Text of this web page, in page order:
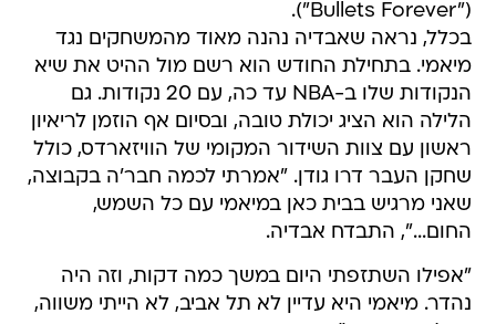
("Bullets Forever").
בכלל, נראה שאבדיה נהנה מאוד מהמשחקים נגד
מיאמי. בתחילת החודש הוא רשם מול ההיט את שיא
הנקודות שלו ב-NBA עד כה, עם 20 נקודות. גם
הלילה הוא הציג יכולת טובה, ובסיום אף הוזמן לריאיון
ראשון עם צוות השידור המקומי של הוויזארדס, כולל
שחקן העבר דרו גודן. "אמרתי לכמה חבר'ה בקבוצה,
שאני מרגיש בבית כאן במיאמי עם כל השמש,
החום...", התבדח אבדיה.
"אפילו השתזפתי היום במשך כמה דקות, וזה היה
נהדר. מיאמי היא עדיין לא תל אביב, לא הייתי משווה,